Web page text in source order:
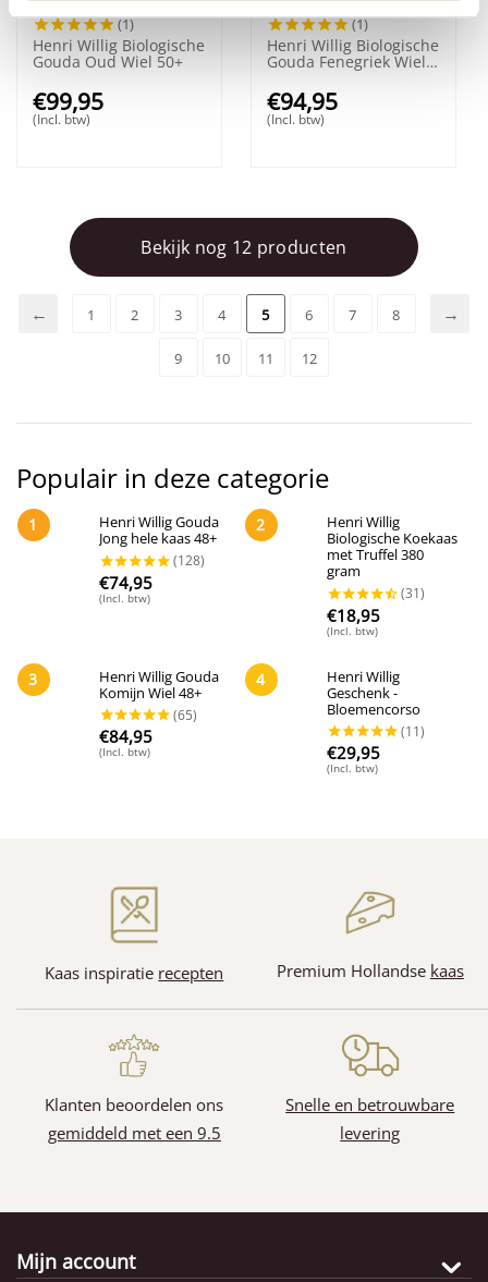
(1)
Henri Willig Biologische
Gouda Oud Wiel 50+
€99,95
(Incl. btw)
(1)
Henri Willig Biologische
Gouda Fenegriek Wiel
€94,95
(Incl. btw)
Bekijk nog 12 producten
1 2 3 4 5 6 7 8
9 10 11 12
Populair in deze categorie
1
Henri Willig Gouda
Jong hele kaas 48+
€74,95
(Incl. btw)
2
Henri Willig
Biologische Koekaas
met Truffel 380
gram
€18,95
(Incl. btw)
3
Henri Willig Gouda
Komijn Wiel 48+
€84,95
(Incl. btw)
4
Henri Willig
Geschenk -
Bloemencorso
€29,95
(Incl. btw)
Kaas inspiratie recepten Premium Hollandse kaas
Klanten beoordelen ons
gemiddeld met een 9.5
Snelle en betrouwbare
levering
Mijn account